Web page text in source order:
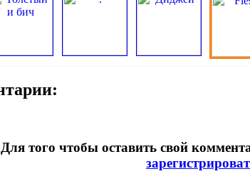
Для того чтобы оставить свой